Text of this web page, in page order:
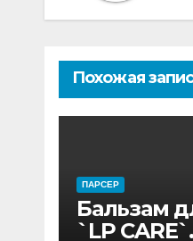
Похожая
ПАРСЕР
Бальзам
`LP CARE`